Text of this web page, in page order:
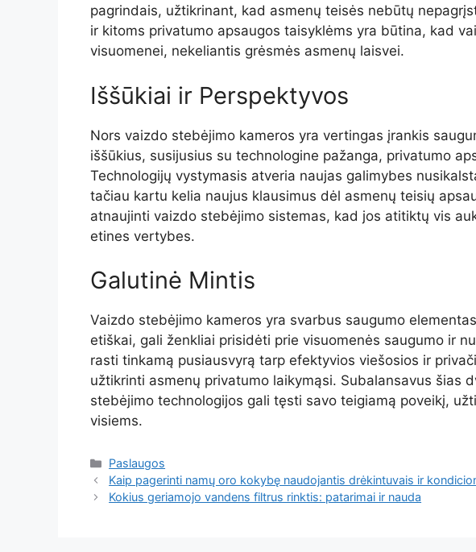
pagrindais, užtikrinant, kad asmenų teisės nebūtų
ir kitoms privatumo apsaugos taisyklėms yra būtina, kad
visuomenei, nekeliantis grėsmės asmenų laisvei.
Iššūkiai ir Perspektyvos
Nors vaizdo stebėjimo kameros yra vertingas įrankis
iššūkius, susijusius su technologine pažanga, privatumo
Technologijų vystymasis atveria naujas galimybes
tačiau kartu kelia naujus klausimus dėl asmenų teisių
atnaujinti vaizdo stebėjimo sistemas, kad jos atitiktų vis
etines vertybes.
Galutinė Mintis
Vaizdo stebėjimo kameros yra svarbus saugumo
etiškai, gali ženkliai prisidėti prie visuomenės saugumo ir
rasti tinkamą pusiausvyrą tarp efektyvios viešosios ir
užtikrinti asmenų privatumo laikymąsi. Subalansavus šias
stebėjimo technologijos gali tęsti savo teigiamą poveikį,
visiems.
Kategorijos
Paslaugos
Kaip pagerinti namų oro kokybę naudojantis drėkintuvais ir
Kokius geriamojo vandens filtrus rinktis: patarimai ir nauda